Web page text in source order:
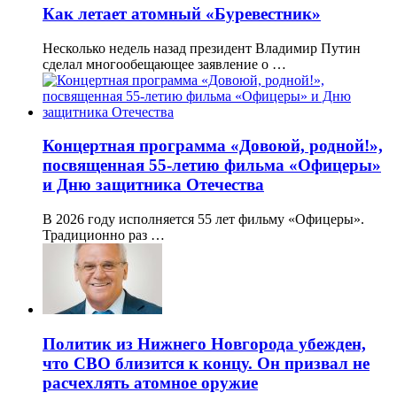
Как летает атомный «Буревестник»
Несколько недель назад президент Владимир Путин
сделал многообещающее заявление о …
Концертная программа «Довоюй, родной!»,
посвященная 55-летию фильма «Офицеры»
и Дню защитника Отечества
В 2026 году исполняется 55 лет фильму «Офицеры».
Традиционно раз …
Политик из Нижнего Новгорода убежден,
что СВО близится к концу. Он призвал не
расчехлять атомное оружие